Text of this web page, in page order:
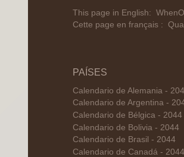
This page in English:
Cette page en français :
PAÍSES
Calendario de Alemania -
Calendario de Argentina -
Calendario de Bélgica - 2044
Calendario de Bolivia - 2044
Calendario de Brasil - 2044
Calendario de Canadá - 2044